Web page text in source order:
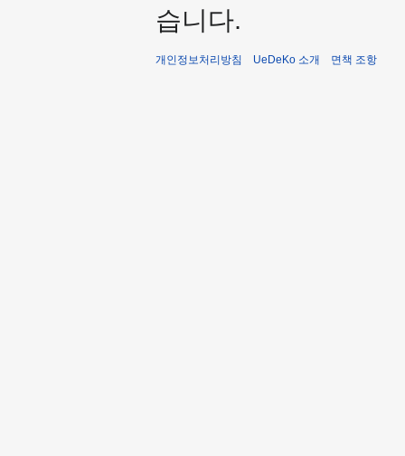
습니다.
개인정보처리방침 UeDeKo 소개 면책 조항